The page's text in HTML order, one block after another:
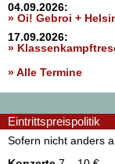
04.09.2026:
» Oi! Gebroi +
17.09.2026:
»
» Alle Termine
Eintrittspreispolitik
Sofern nicht anders